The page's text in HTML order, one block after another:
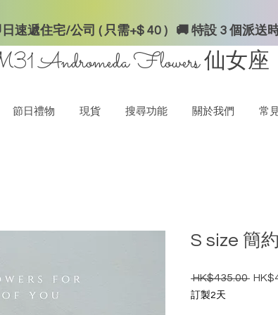
速遞住宅/公司 ( 只需+$ 40 ) 🚚 特設 3 個派送
Andromeda Flowers 仙女座
節日禮物 現貨 搜尋功能 關於我們 常
S size 簡
HK$435.00 一般
訂製2天